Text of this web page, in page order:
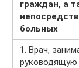
граждан, а
больных
1. Врач,